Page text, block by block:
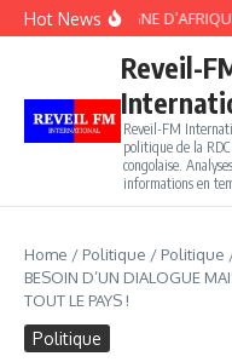
Aller au contenu
Hot NewsALLEMAGNE
Reveil-
Reveil-FM
politique de la
congolaise.
informations en
Home / Politique / Politique
BESOIN D’UN DIALOGUE
TOUT LE PAYS !
Politique